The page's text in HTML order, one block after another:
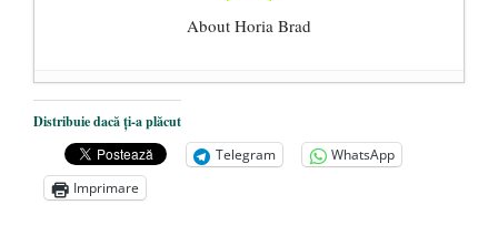
About Horia Brad
Centenarul Tratatului de la Trianon (4
iunie 1920 – 4 iunie 2020) - 3 iunie 2020
Curtea Constituțională: Amenzile de
pandemie sînt ilegale, dar le veți plăti
Distribuie dacă ți-a plăcut
Telegram
WhatsApp
Imprimare